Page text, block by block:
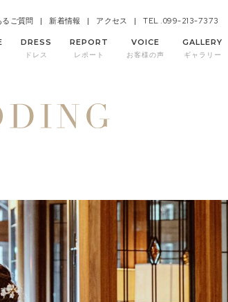
るご質問 新着情報 アクセス TEL .099-213-7373
DRESS
ドレス
REPORT
レポート
VOICE
お客様の声
GALLERY
ギャラリー